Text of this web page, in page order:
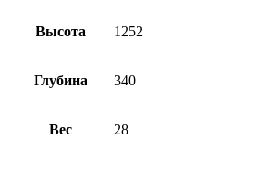
Высота 1252
Глубина 340
Вес 28